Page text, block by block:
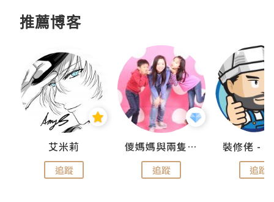
推薦博客
艾米莉
追蹤
儍媽媽與兩隻小魔怪之家
追蹤 追蹤